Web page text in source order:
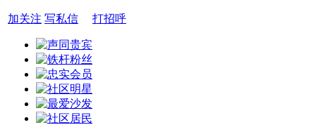
加关注 写私信 打招呼